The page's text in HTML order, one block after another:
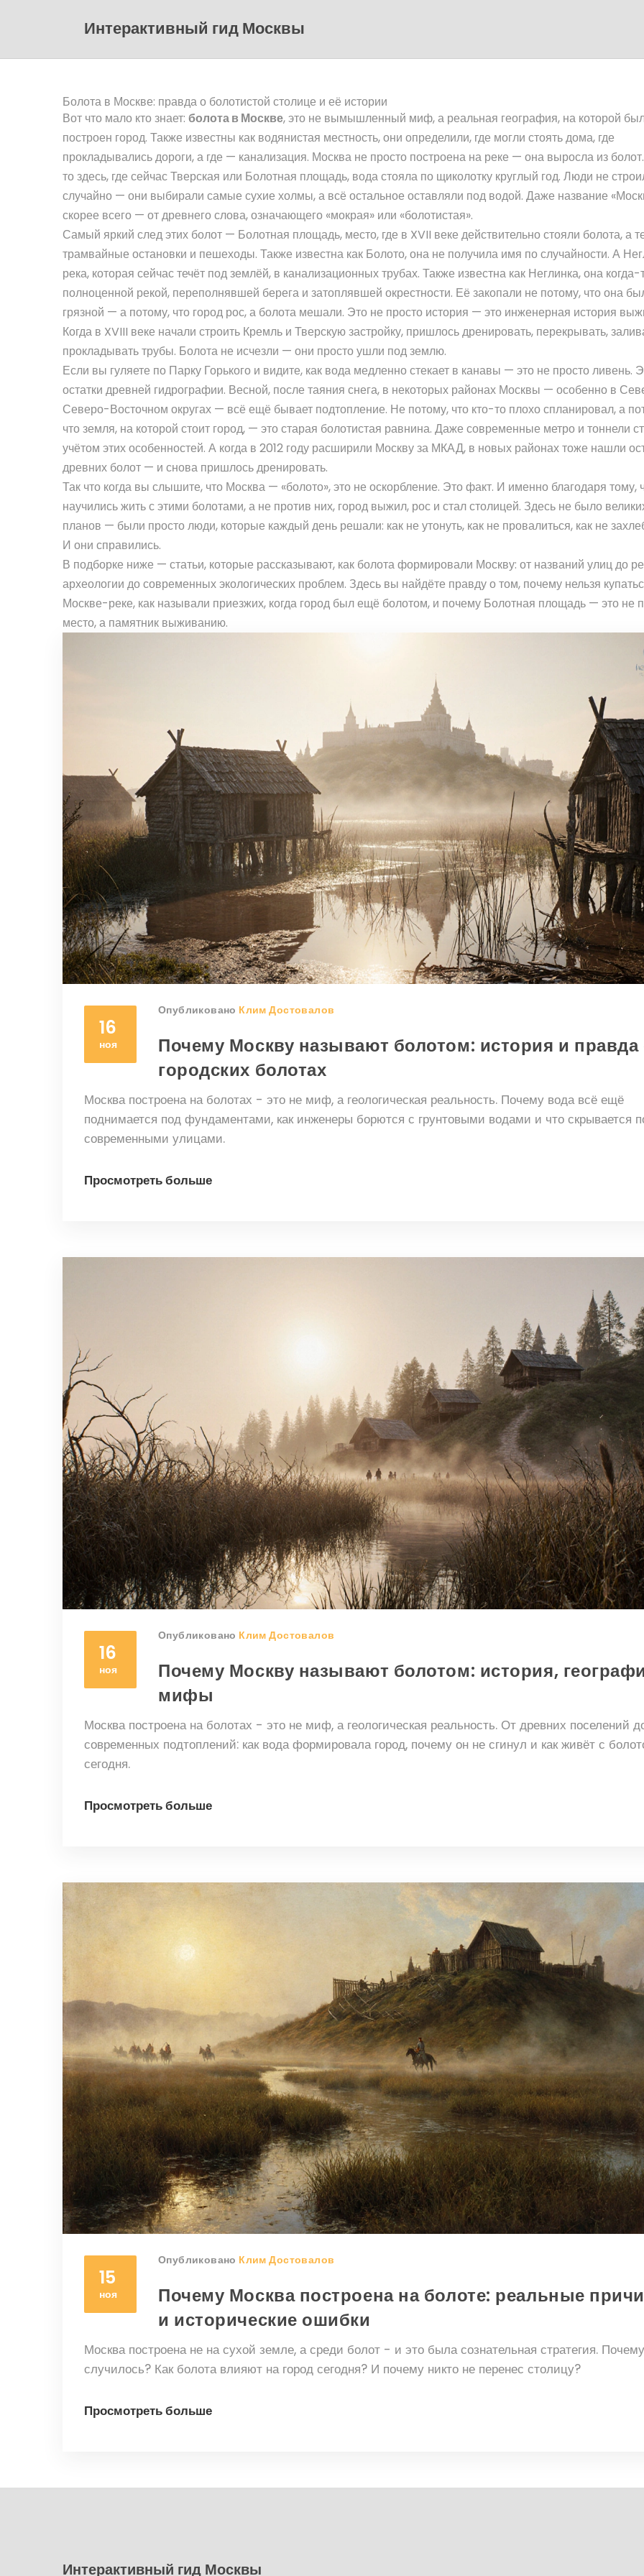
Интерактивный гид Москвы
Болота в Москве: правда о болотистой столице и её истории
Вот что мало кто знает: болота в Москве,это не вымышленный миф, а реальная география, на которой
построен город. Также известны как водянистая местность, они определили, где могли стоять дома, где
прокладывались дороги, а где — канализация. Москва не просто построена на реке — она выросла из болот.
то здесь, где сейчас Тверская или Болотная площадь, вода стояла по щиколотку круглый год. Люди не
случайно — они выбирали самые сухие холмы, а всё остальное оставляли под водой. Даже название
скорее всего — от древнего слова, означающего «мокрая» или «болотистая».
Самый яркий след этих болот — Болотная площадь, место, где в XVII веке действительно стояли болота, а
трамвайные остановки и пешеходы. Также известна как Болото, она не получила имя по случайности. А
река, которая сейчас течёт под землёй, в канализационных трубах. Также известна как Неглинка, она
полноценной рекой, переполнявшей берега и затоплявшей окрестности. Её закопали не потому, что она
грязной — а потому, что город рос, а болота мешали. Это не просто история — это инженерная история
Когда в XVIII веке начали строить Кремль и Тверскую застройку, пришлось дренировать, перекрывать,
прокладывать трубы. Болота не исчезли — они просто ушли под землю.
Если вы гуляете по Парку Горького и видите, как вода медленно стекает в канавы — это не просто ливень.
остатки древней гидрографии. Весной, после таяния снега, в некоторых районах Москвы — особенно в
Северо-Восточном округах — всё ещё бывает подтопление. Не потому, что кто-то плохо спланировал, а
что земля, на которой стоит город, — это старая болотистая равнина. Даже современные метро и тоннели
учётом этих особенностей. А когда в 2012 году расширили Москву за МКАД, в новых районах тоже нашли
древних болот — и снова пришлось дренировать.
Так что когда вы слышите, что Москва — «болото», это не оскорбление. Это факт. И именно благодаря тому,
научились жить с этими болотами, а не против них, город выжил, рос и стал столицей. Здесь не было
планов — были просто люди, которые каждый день решали: как не утонуть, как не провалиться, как не
И они справились.
В подборке ниже — статьи, которые рассказывают, как болота формировали Москву: от названий улиц до
археологии до современных экологических проблем. Здесь вы найдёте правду о том, почему нельзя
Москве-реке, как называли приезжих, когда город был ещё болотом, и почему Болотная площадь — это не
место, а памятник выживанию.
16
ноя
Опубликовано Клим Достовалов
Почему Москву называют болотом: история и правда
городских болотах
Москва построена на болотах - это не миф, а геологическая реальность. Почему вода всё ещё
поднимается под фундаментами, как инженеры борются с грунтовыми водами и что скрывается
современными улицами.
Просмотреть больше
16
ноя
Опубликовано Клим Достовалов
Почему Москву называют болотом: история,
мифы
Москва построена на болотах - это не миф, а геологическая реальность. От древних поселений
современных подтоплений: как вода формировала город, почему он не сгинул и как живёт с
сегодня.
Просмотреть больше
15
ноя
Опубликовано Клим Достовалов
Почему Москва построена на болоте: реальные
и исторические ошибки
Москва построена не на сухой земле, а среди болот - и это была сознательная стратегия.
случилось? Как болота влияют на город сегодня? И почему никто не перенес столицу?
Просмотреть больше
Интерактивный гид Москвы